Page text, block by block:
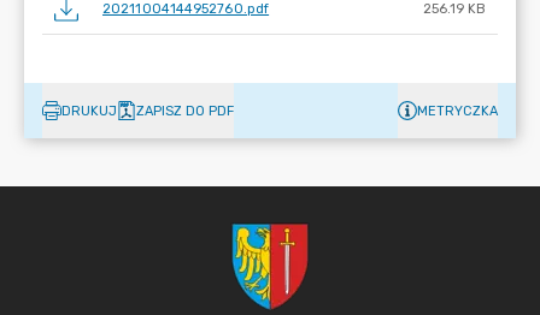
20211004144952760.pdf 256.19 KB
DRUKUJ ZAPISZ DO PDF METRYCZKA